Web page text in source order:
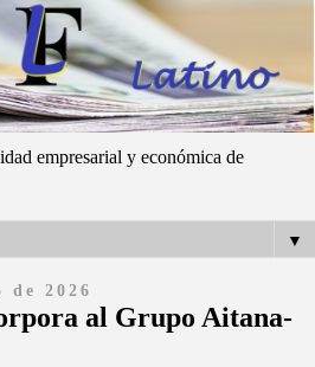
empresarial y económica de
▼
de 2026
al Grupo Aitana-